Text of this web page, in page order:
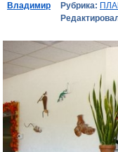
Владимир
Рубрика: